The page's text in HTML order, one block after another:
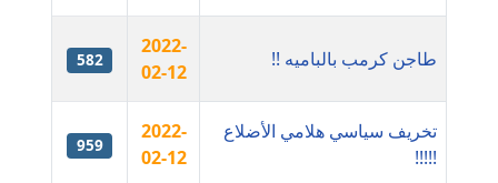
عاملة
مدونة أماني عز الدين
عاملة
طاجن كرمب بالباميه !!
2022-
02-12
582
تخريف سياسي هلامي الأضلاع
!!!!!
2022-
02-12
959